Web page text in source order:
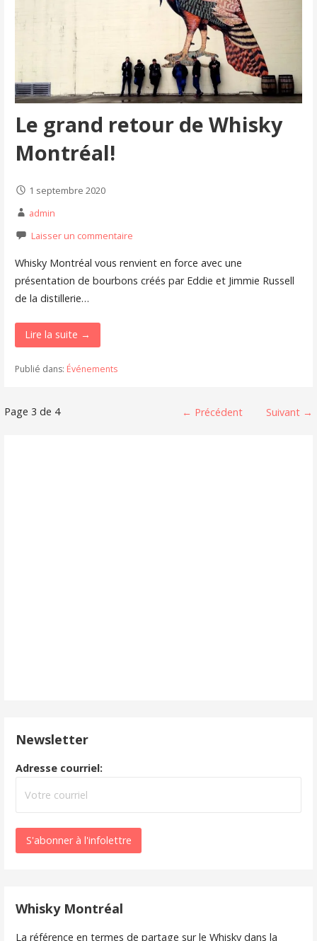
Le grand retour de Whisky
Montréal!
1 septembre 2020
admin
Laisser un commentaire
Whisky Montréal vous renvient en force avec une
présentation de bourbons créés par Eddie et Jimmie Russell
de la distillerie…
Lire la suite →
Publié dans: Événements
Article
Page 3 de 4 ← Précédent Suivant →
Newsletter
Adresse courriel:
Whisky Montréal
La référence en termes de partage sur le Whisky dans la